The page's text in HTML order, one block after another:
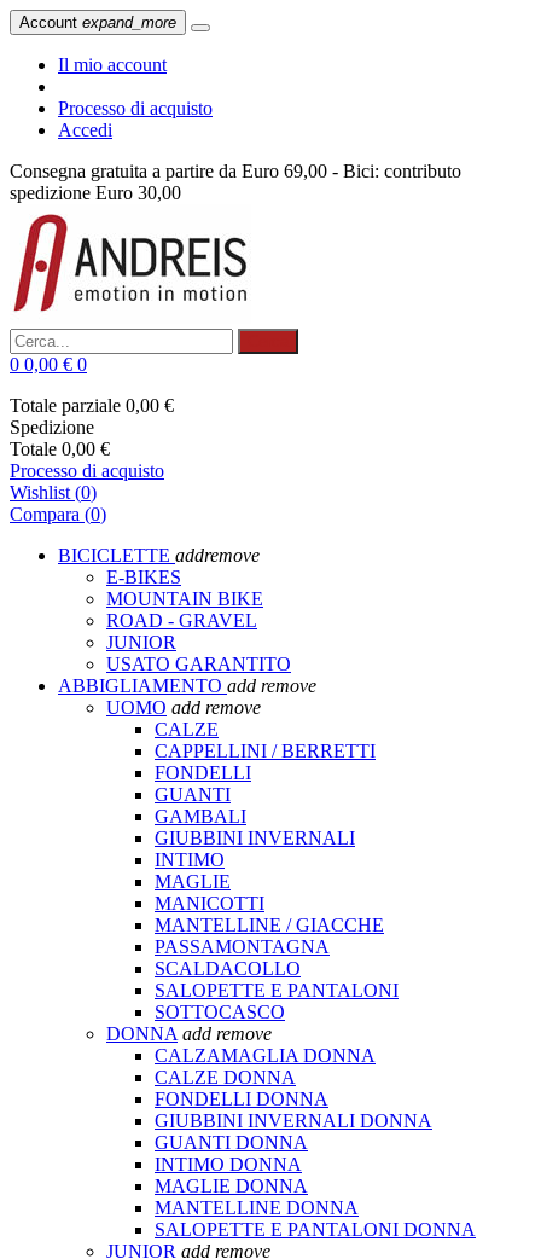
Account expand_more
Il mio account
Processo di acquisto
Accedi
Consegna gratuita a partire da Euro 69,00 - Bici: contributo
spedizione Euro 30,00
0 0,00 € 0
Totale parziale 0,00 €
Spedizione
Totale 0,00 €
Processo di acquisto
Wishlist (0)
Compara (0)
BICICLETTE addremove
E-BIKES
MOUNTAIN BIKE
ROAD - GRAVEL
JUNIOR
USATO GARANTITO
ABBIGLIAMENTO add remove
UOMO add remove
CALZE
CAPPELLINI / BERRETTI
FONDELLI
GUANTI
GAMBALI
GIUBBINI INVERNALI
INTIMO
MAGLIE
MANICOTTI
MANTELLINE / GIACCHE
PASSAMONTAGNA
SCALDACOLLO
SALOPETTE E PANTALONI
SOTTOCASCO
DONNA add remove
CALZAMAGLIA DONNA
CALZE DONNA
FONDELLI DONNA
GIUBBINI INVERNALI DONNA
GUANTI DONNA
INTIMO DONNA
MAGLIE DONNA
MANTELLINE DONNA
SALOPETTE E PANTALONI DONNA
JUNIOR add remove